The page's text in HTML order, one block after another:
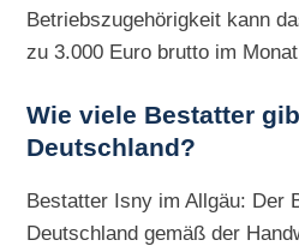
Betriebszugehörigkeit kann
zu 3.000 Euro brutto im
Wie viele Bestatter
Deutschland?
Bestatter Isny im Allgäu: Der
Deutschland gemäß der